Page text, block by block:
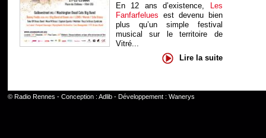
En 12 ans d’existence, Les
Fanfarfelues est devenu bien
plus qu’un simple festival
musical sur le territoire de
Vitré...
Lire la suite
© Radio Rennes - Conception : Adlib- Développement : Wanerys